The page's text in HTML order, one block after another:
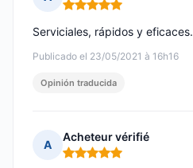
Nota: 5 de 5
Publicado el 23/05/2021 à 16h16
Serviciales, rápidos y eficaces.
Opinión traducida
A
Acheteur vérifié
Nota: 5 de 5